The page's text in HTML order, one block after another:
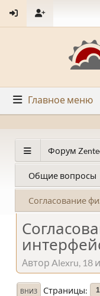
Главное меню
Форум
Общие вопросы
Согласование
Автор Alexru, 18
ВНИЗ Страницы 1